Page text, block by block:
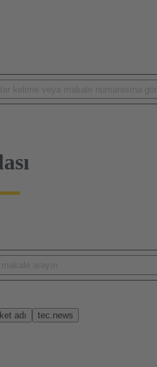
adı tec.news